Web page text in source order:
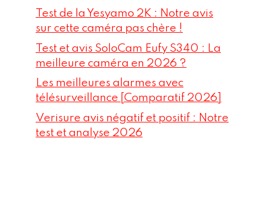
Test de la Yesyamo 2K : Notre avis
sur cette caméra pas chère !
Test et avis SoloCam Eufy S340 : La
meilleure caméra en 2026 ?
Les meilleures alarmes avec
télésurveillance [Comparatif 2026]
Verisure avis négatif et positif : Notre
test et analyse 2026